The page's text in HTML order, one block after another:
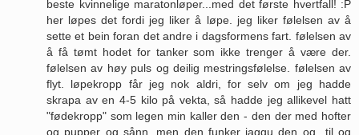
beste kvinnelige maratonløper...med det første hvertfall! :P
her løpes det fordi jeg liker å løpe. jeg liker følelsen av å
sette et bein foran det andre i dagsformens fart. følelsen av
å få tømt hodet for tanker som ikke trenger å være der.
følelsen av høy puls og deilig mestringsfølelse. følelsen av
flyt. løpekropp får jeg nok aldri, for selv om jeg hadde
skrapa av en 4-5 kilo på vekta, så hadde jeg allikevel hatt
"fødekropp" som legen min kaller den - den der med hofter
og pupper og sånn. men den funker jaggu den og...til og